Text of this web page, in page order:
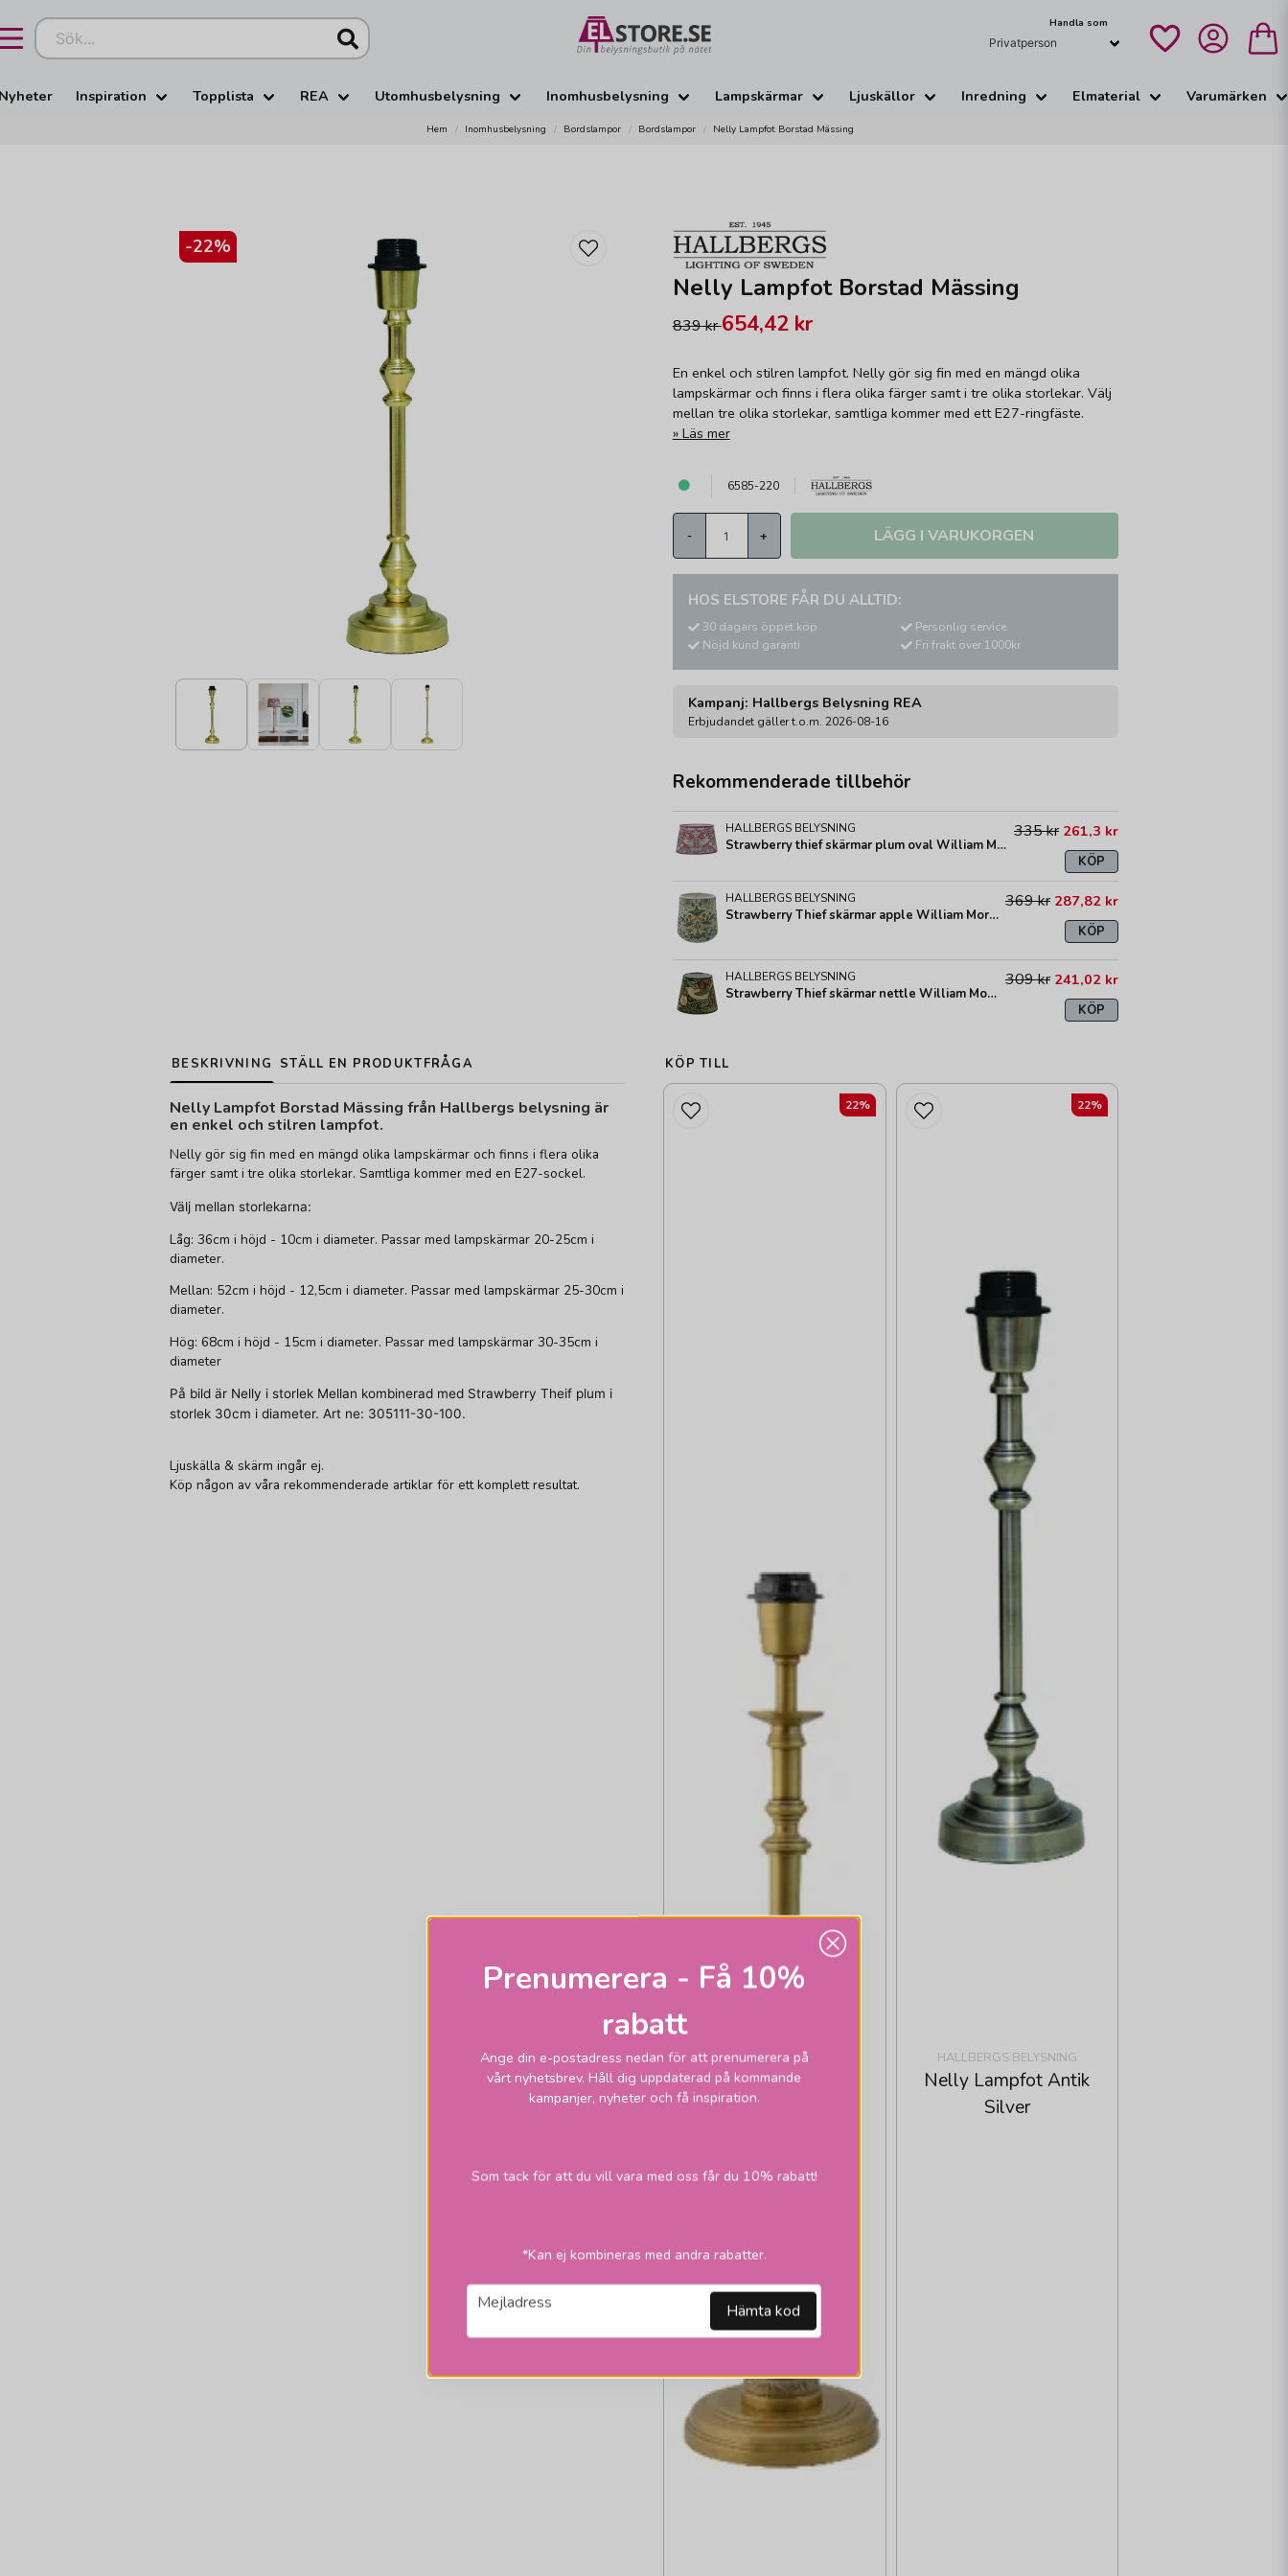
Sök... Handla som
Inspiration Topplista REA Utomhusbelysning Inomhusbelysning Lampskärmar Ljuskällor Inredning Elmaterial Varumärken
Hem Inomhusbelysning Bordslampor Bordslampor Nelly Lampfot Borstad Mässing
-22%
Nelly Lampfot Borstad Mässing
839 kr654,42 kr
En enkel och stilren lampfot. Nelly gör sig fin med en mängd olika
lampskärmar och finns i flera olika färger samt i tre olika storlekar. Välj
mellan tre olika storlekar, samtliga kommer med ett E27-ringfäste.
Läs mer
6585-220
- + LÄGG I VARUKORGEN
HOS ELSTORE FÅR DU ALLTID:
30 dagars öppet köp
Nöjd kund garanti
Personlig service
Fri frakt över 1000kr
Kampanj: Hallbergs Belysning REA
Erbjudandet gäller t.o.m. 2026-08-16
Rekommenderade tillbehör
HALLBERGS BELYSNING
Strawberry thief skärmar plum oval William Morris
335 kr 261,3 kr
KÖP
HALLBERGS BELYSNING
Strawberry Thief skärmar apple William Morris
369 kr 287,82 kr
KÖP
HALLBERGS BELYSNING
Strawberry Thief skärmar nettle William Morris
309 kr 241,02 kr
KÖP
BESKRIVNING STÄLL EN PRODUKTFRÅGA
Nelly Lampfot Borstad Mässing från Hallbergs belysning är
en enkel och stilren lampfot.
Nelly gör sig fin med en mängd olika lampskärmar och finns i flera olika
färger samt i tre olika storlekar. Samtliga kommer med en E27-sockel.
Välj mellan storlekarna:
Låg: 36cm i höjd - 10cm i diameter. Passar med lampskärmar 20-25cm i
diameter.
Mellan: 52cm i höjd - 12,5cm i diameter. Passar med lampskärmar 25-30cm i
diameter.
Hög: 68cm i höjd - 15cm i diameter. Passar med lampskärmar 30-35cm i
diameter
På bild är Nelly i storlek Mellan kombinerad med Strawberry Theif plum i
storlek 30cm i diameter. Art ne: 305111-30-100.
Ljuskälla & skärm ingår ej.
Köp någon av våra rekommenderade artiklar för ett komplett resultat.
KÖP TILL
22%
HALLBERGS BELYSNING
Nelly Lampfot Antik
Silver
22%
Prenumerera - Få 10%
rabatt
Ange din e-postadress nedan för att prenumerera på
vårt nyhetsbrev. Håll dig uppdaterad på kommande
kampanjer, nyheter och få inspiration.
Som tack för att du vill vara med oss får du 10% rabatt!
*Kan ej kombineras med andra rabatter.
email
Mejladress Hämta kod